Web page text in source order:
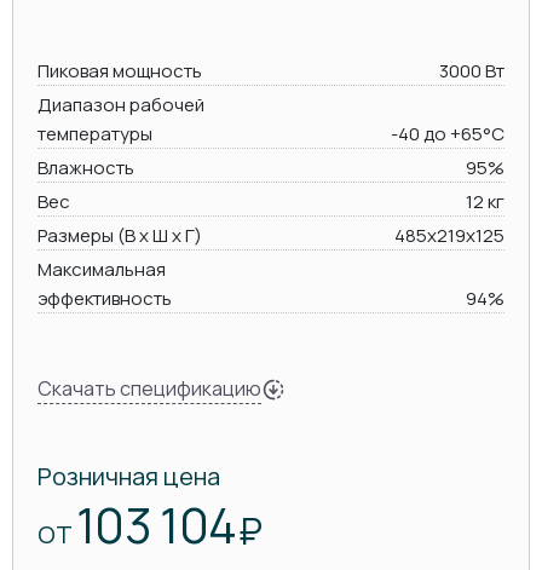
Пиковая мощность
3000 Вт
Диапазон рабочей
температуры
-40 до +65°C
Влажность
95%
Вес
12 кг
Размеры (В х Ш х Г)
485х219x125
Максимальная
эффективность
94%
Скачать спецификацию
Розничная цена
ОТ 103 104₽